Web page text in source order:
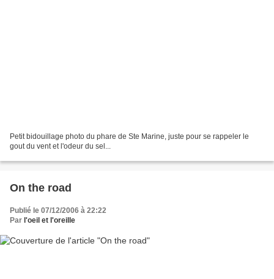
Petit bidouillage photo du phare de Ste Marine, juste pour se rappeler le
gout du vent et l'odeur du sel...
On the road
Publié le 07/12/2006 à 22:22
Par l'oeil et l'oreille